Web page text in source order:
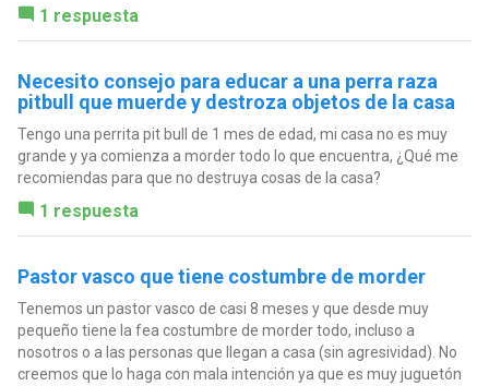
1 respuesta
Necesito consejo para educar a una perra raza
pitbull que muerde y destroza objetos de la casa
Tengo una perrita pit bull de 1 mes de edad, mi casa no es muy
grande y ya comienza a morder todo lo que encuentra, ¿Qué me
recomiendas para que no destruya cosas de la casa?
1 respuesta
Pastor vasco que tiene costumbre de morder
Tenemos un pastor vasco de casi 8 meses y que desde muy
pequeño tiene la fea costumbre de morder todo, incluso a
nosotros o a las personas que llegan a casa (sin agresividad). No
creemos que lo haga con mala intención ya que es muy juguetón